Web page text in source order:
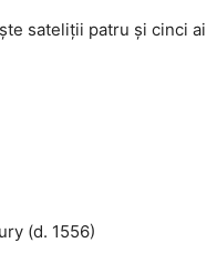
sateliții patru și cinci
(d. 1556)